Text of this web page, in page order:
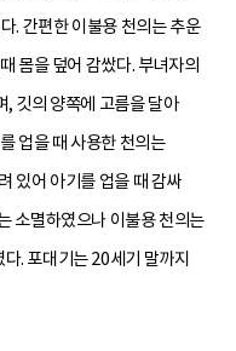
. 간편한 이불용 천의는 추운
몸을 덮어 감쌌다. 부녀자의
, 깃의 양쪽에 고름을 달아
업을 때 사용한 천의는
있어 아기를 업을 때 감싸
소멸하였으나 이불용 천의는
. 포대기는 20세기 말까지